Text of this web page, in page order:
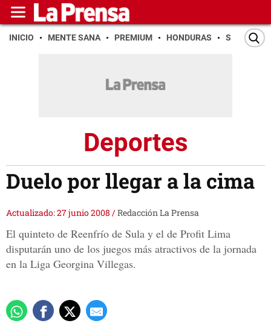
INICIO MENTE SANA PREMIUM HONDURAS SAN PEDRO
Deportes
Duelo por llegar a la cima
Actualizado: 27 junio 2008 /Redacción La Prensa
El quinteto de Reenfrío de Sula y el de Profit Lima
disputarán uno de los juegos más atractivos de la jornada
en la Liga Georgina Villegas.